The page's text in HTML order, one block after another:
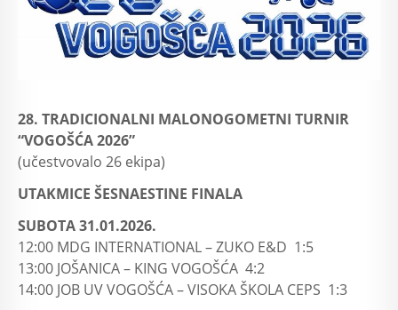
28 TURNIR
ARHIVA
MULTIMEDIJA
KONTAKT
28. TRADICIONALNI MALONOGOMETNI TURNIR
“VOGOŠĆA 2026”
(učestvovalo 26 ekipa)
UTAKMICE ŠESNAESTINE FINALA
SUBOTA 31.01.2026.
12:00 MDG INTERNATIONAL – ZUKO E&D 1:5
13:00 JOŠANICA – KING VOGOŠĆA 4:2
14:00 JOB UV VOGOŠĆA – VISOKA ŠKOLA CEPS 1:3